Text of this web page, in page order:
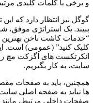
و برخی با کلمات کلیدی
گوگل نیز انتظار دارد که
ببیند. یک استراتژی موفق،
“خدمات کاشت ناخن بهترین
کلیک کنید” (عمومی) است.
انکرتکست های اگزکت مچ
سایت، به کار بگیریم.
همچنین، باید به صفحات
ها نباید به صفحه اصلی
صفحات داخلی مرتبط،